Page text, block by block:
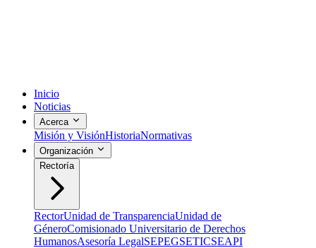
Inicio
Noticias
Acerca
Misión y VisiónHistoriaNormativas
Organización
Rectoría
RectorUnidad de TransparenciaUnidad de
GéneroComisionado Universitario de Derechos
HumanosAsesoría LegalSEPEGSETICSEAPI